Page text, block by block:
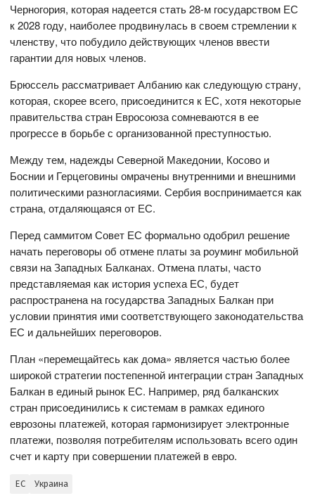
Черногория, которая надеется стать 28-м государством ЕС
к 2028 году, наиболее продвинулась в своем стремлении к
членству, что побудило действующих членов ввести
гарантии для новых членов.
Брюссель рассматривает Албанию как следующую страну,
которая, скорее всего, присоединится к ЕС, хотя некоторые
правительства стран Евросоюза сомневаются в ее
прогрессе в борьбе с организованной преступностью.
Между тем, надежды Северной Македонии, Косово и
Боснии и Герцеговины омрачены внутренними и внешними
политическими разногласиями. Сербия воспринимается как
страна, отдаляющаяся от ЕС.
Перед саммитом Совет ЕС формально одобрил решение
начать переговоры об отмене платы за роуминг мобильной
связи на Западных Балканах. Отмена платы, часто
представляемая как история успеха ЕС, будет
распространена на государства Западных Балкан при
условии принятия ими соответствующего законодательства
ЕС и дальнейших переговоров.
План «перемещайтесь как дома» является частью более
широкой стратегии постепенной интеграции стран Западных
Балкан в единый рынок ЕС. Например, ряд балканских
стран присоединились к системам в рамках единого
еврозоны платежей, которая гармонизирует электронные
платежи, позволяя потребителям использовать всего один
счет и карту при совершении платежей в евро.
ЕС Украина